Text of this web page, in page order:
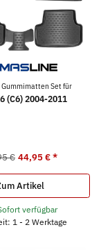
Gummimatten Set für
(C6) 2004-2011
€ 44,95 €*
Artikel
verfügbar
1 - 2 Werktage